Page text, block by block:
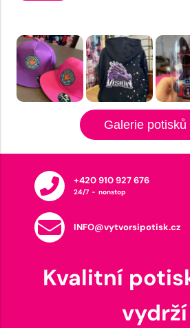
Galerie potisků
+420 910 927 676
24/7 - nonstop
INFO@vytvorsipotisk.cz
Kvalitní
vydrží